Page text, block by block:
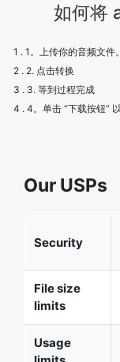
如何将
1 . 1。上传你的音频文件
2 . 2. 点击转换
3 . 3. 等到过程完成
4 . 4。单击 “下载按钮”
Our USPs
Security
File size
limits
Usage